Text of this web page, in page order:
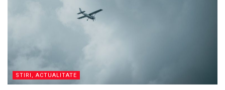
STIRI, ACTUALITATE